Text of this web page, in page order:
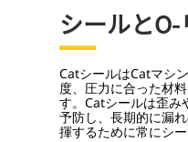
シールと
CatシールはCatマシ
度、圧力に合った材
す。Catシールは歪み
予防し、長期的に漏
揮するために常にシ